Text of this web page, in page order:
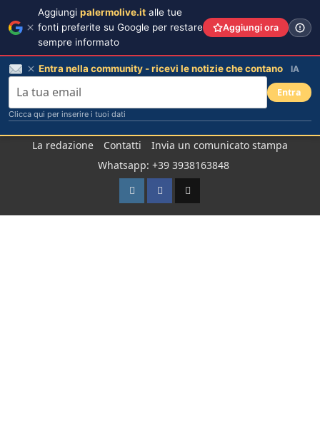
La redazione Contatti
Invia un comunicato stampa
Whatsapp: +39 3938163848
InstagramFacebook
TikTok
Aggiungi palermolive.it alle tue
fonti preferite su Google per restare
sempre informato
Aggiungi ora
Entra nella community - ricevi le notizie che contano IA
Entra
Clicca qui per inserire i tuoi dati